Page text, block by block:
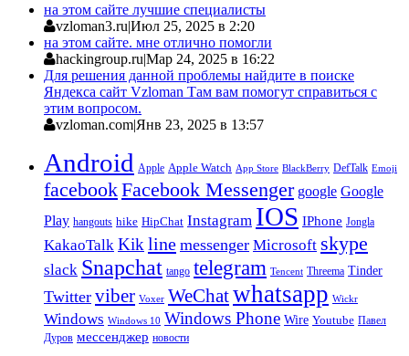
на этом сайте лучшие специалисты
vzloman3.ru|Июл 25, 2025 в 2:20
на этом сайте. мне отлично помогли
hackingroup.ru|Мар 24, 2025 в 16:22
Для решения данной проблемы найдите в поиске
Яндекса сайт Vzloman Там вам помогут справиться с
этим вопросом.
vzloman.com|Янв 23, 2025 в 13:57
Android Apple Apple Watch App Store BlackBerry DefTalk Emoji
facebookFacebook Messenger google Google
Play hangouts hike HipChat Instagram IOS IPhone Jongla
KakaoTalk Kik line messenger Microsoft skype
slack Snapchat tango telegram Tencent Threema Tinder
Twitter viber Voxer WeChatwhatsapp Wickr
Windows Windows 10 Windows Phone Wire Youtube Павел
Дуров мессенджер новости